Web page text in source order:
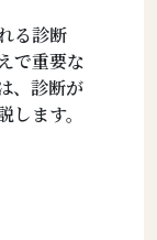
る診断
で重要な
、診断が
ます。